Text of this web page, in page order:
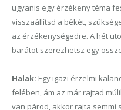
ugyanis egy érzékeny téma
visszaállítsd a békét,
az érzékenységedre. A hét
barátot szerezhetsz egy
Halak: Egy igazi érzelmi
felében, ám az már rajtad
van párod, akkor rajta semmi